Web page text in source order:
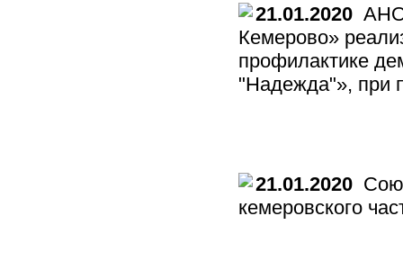
21.01.2020 АНО
Кемерово»
профилактике
"Надежда"», при
21.01.2020
кемеровского